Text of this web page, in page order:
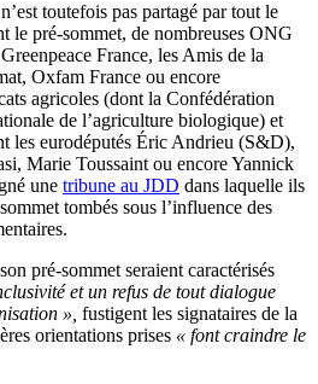
toutefois pas partagé par tout le
le pré-sommet, de nombreuses ONG
France, les Amis de la
Oxfam France ou encore
agricoles (dont la Confédération
de l’agriculture biologique) et
les eurodéputés Éric Andrieu (S&D),
Marie Toussaint ou encore Yannick
une tribune au JDD dans laquelle ils
tombés sous l’influence des
pré-sommet seraient caractérisés
et un refus de tout dialogue
», fustigent les signataires de la
orientations prises « font craindre le